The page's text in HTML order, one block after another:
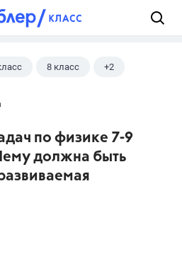
8 класс +2
по физике 7-9
должна быть